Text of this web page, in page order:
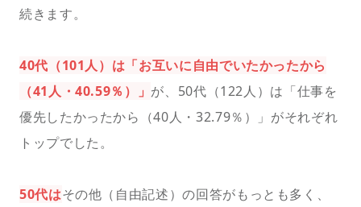
続きます。
40代（101人）は「お互いに自由でいたかったから
（41人・40.59％）」 が、50代（122人）は「仕事を
優先したかったから（40人・32.79％）」がそれぞれ
トップでした。
50代はその他（自由記述）の回答がもっとも多く、